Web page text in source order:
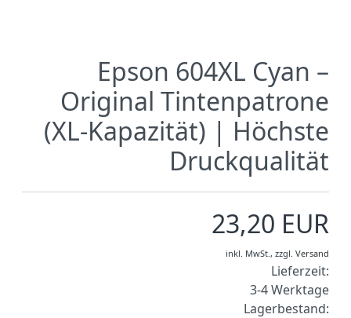
Epson 604XL Cyan –
Original Tintenpatrone
(XL-Kapazität) | Höchste
Druckqualität
23,20 EUR
inkl. MwSt., zzgl. Versand
Lieferzeit:
3-4 Werktage
Lagerbestand: